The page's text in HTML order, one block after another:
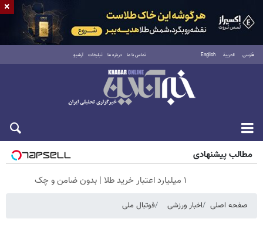
فارسی العربية English تماس با ما درباره ما تبلیغات آرشیو
جمعه ۱۶ مرداد ۱۴۰۵
مطالب پیشنهادی
۱ میلیارد اعتبار خرید طلا | بدون ضامن و چک
صفحه اصلی اخبار ورزشی فوتبال ملی
×